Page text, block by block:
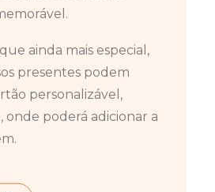
ainda mais especial,
presentes podem
personalizável,
onde poderá adicionar a